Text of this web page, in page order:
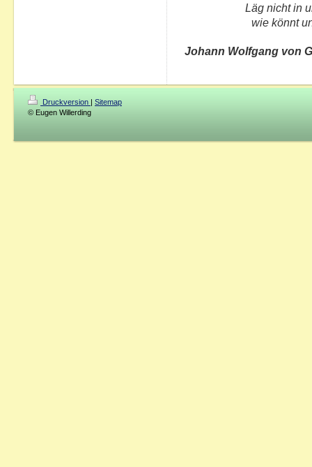
Läg nicht in
wie könnt
Johann Wolfgang von
Druckversion | Sitemap
© Eugen Willerding